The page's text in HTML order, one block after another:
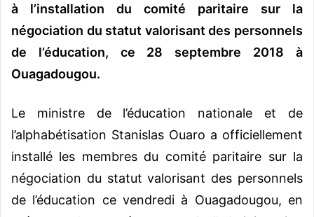
à l’installation du comité paritaire sur la
négociation du statut valorisant des personnels
de l’éducation, ce 28 septembre 2018 à
Ouagadougou.
Le ministre de l’éducation nationale et de
l’alphabétisation Stanislas Ouaro a officiellement
installé les membres du comité paritaire sur la
négociation du statut valorisant des personnels
de l’éducation ce vendredi à Ouagadougou, en